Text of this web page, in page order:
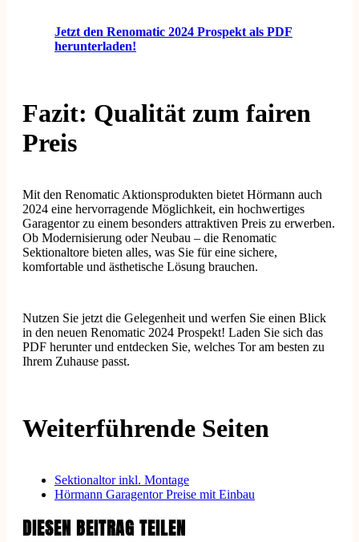
Jetzt den Renomatic 2024 Prospekt als PDF
herunterladen!
Fazit: Qualität zum fairen
Preis
Mit den Renomatic Aktionsprodukten bietet Hörmann auch
2024 eine hervorragende Möglichkeit, ein hochwertiges
Garagentor zu einem besonders attraktiven Preis zu erwerben.
Ob Modernisierung oder Neubau – die Renomatic
Sektionaltore bieten alles, was Sie für eine sichere,
komfortable und ästhetische Lösung brauchen.
Nutzen Sie jetzt die Gelegenheit und werfen Sie einen Blick
in den neuen Renomatic 2024 Prospekt! Laden Sie sich das
PDF herunter und entdecken Sie, welches Tor am besten zu
Ihrem Zuhause passt.
Weiterführende Seiten
Sektionaltor inkl. Montage
Hörmann Garagentor Preise mit Einbau
DIESEN BEITRAG TEILEN